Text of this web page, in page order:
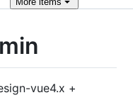
vue4.x +